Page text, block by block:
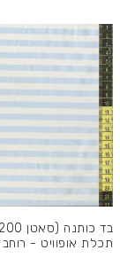
תכלת אופוויט - רוחב 2.5 מ'